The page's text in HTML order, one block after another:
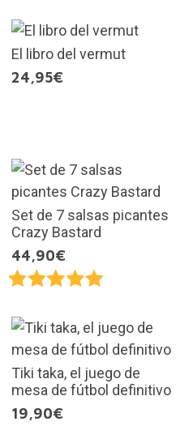
El libro del vermut
24,95€
Set de 7 salsas picantes
Crazy Bastard
44,90€
Tiki taka, el juego de
mesa de fútbol definitivo
19,90€